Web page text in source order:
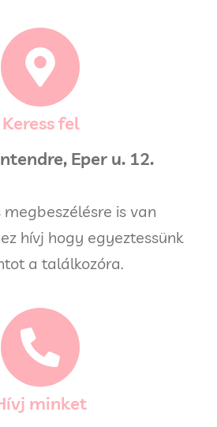
Keress fel
Eper u. 12.
megbeszélésre is van
hívj hogy egyeztessünk
a találkozóra.
minket